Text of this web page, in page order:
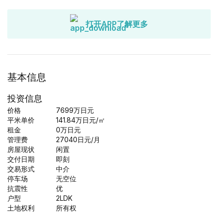
打开APP了解更多
基本信息
投资信息
价格 7699万日元
平米单价
141.84万日元/㎡
租金
0万日元
管理费
27040日元/月
房屋现状
闲置
交付日期
即刻
交易形式
中介
停车场
无空位
抗震性
优
户型
2LDK
土地权利
所有权